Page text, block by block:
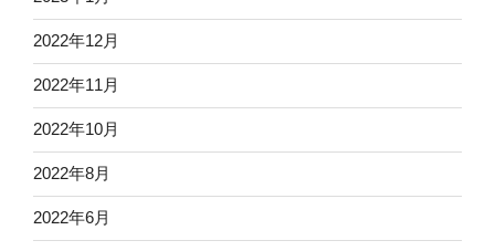
2022年12月
2022年11月
2022年10月
2022年8月
2022年6月